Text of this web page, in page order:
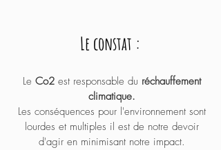
Le constat :
Le Co2 est responsable du réchauffement
climatique.
Les conséquences pour l'environnement sont
lourdes et multiples il est de notre devoir
d'agir en minimisant notre impact.